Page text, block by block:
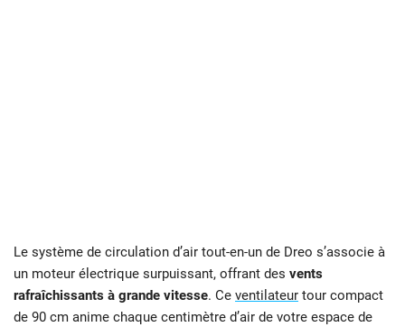
Le système de circulation d’air tout-en-un de Dreo s’associe à
un moteur électrique surpuissant, offrant des vents
rafraîchissants à grande vitesse. Ce ventilateur tour compact
de 90 cm anime chaque centimètre d’air de votre espace de